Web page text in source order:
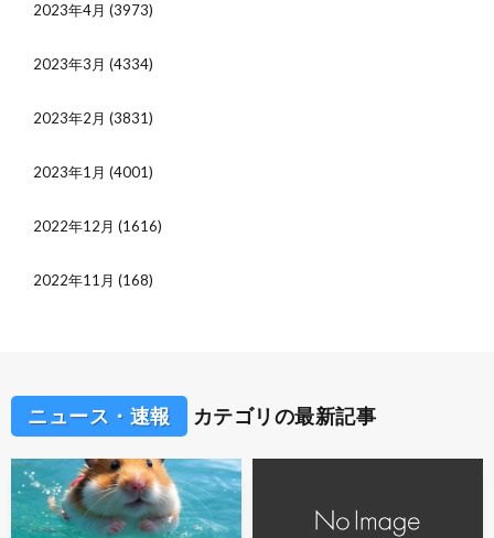
2023年4月 (3973)
2023年3月 (4334)
2023年2月 (3831)
2023年1月 (4001)
2022年12月 (1616)
2022年11月 (168)
ニュース・速報 カテゴリの最新記事